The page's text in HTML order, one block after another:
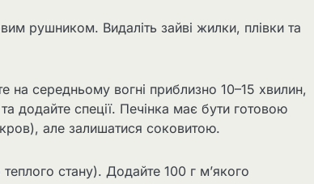
рушником. Видаліть зайві жилки, плівки та
на середньому вогні приблизно 10–15 хвилин,
додайте спеції. Печінка має бути готовою
кров), але залишатися соковитою.
стану). Додайте 100 г м’якого